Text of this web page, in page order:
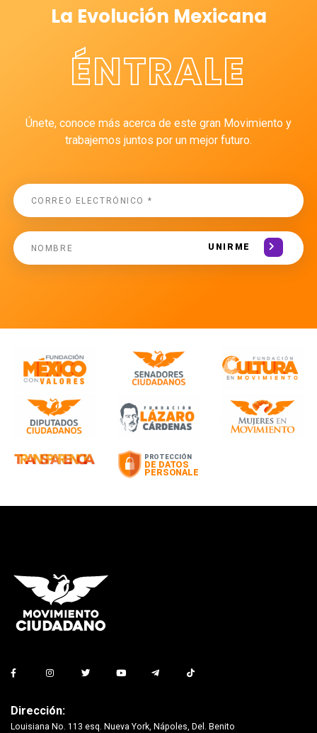
La Evolución Mexicana
ÉNTRALE
Únete, conoce más acerca de este gran Movimiento y
trabajemos juntos por un mejor futuro.
UNIRME
Dirección:
Louisiana No. 113 esq. Nueva York, Nápoles, Del. Benito